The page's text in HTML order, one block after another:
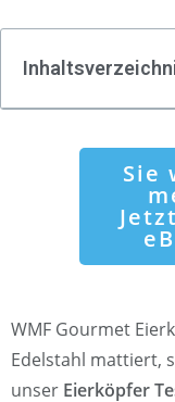
Sie
WMF Gourmet
Edelstahl mattiert,
unser Eierköpfer